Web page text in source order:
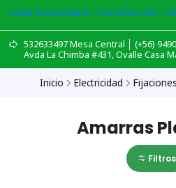
Linea Domiciliaria Construcción
532633497 Mesa Central │ (+56)
Avda La Chimba #431, Ovalle Casa
Inicio Electricidad Fijaciones
Amarras
Filtros